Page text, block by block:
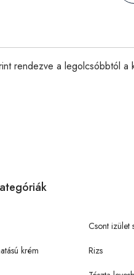
rendezve a legolcsóbbtól a
krém
Csont izület
Rizs